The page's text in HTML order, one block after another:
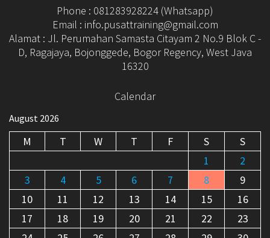
Phone : 081283928224 (Whatsapp)
Email : info.pusattraining@gmail.com
Alamat : Jl. Perumahan Samasta Citayam 2 No.9 Blok C -
D, Ragajaya, Bojonggede, Bogor Regency, West Java
16320
Calendar
August 2026
M T W T F S
S
1
2
3
4 5 6 7 8
9
10
11 12 13 14 15
16
17
18 19 20 21 22
23